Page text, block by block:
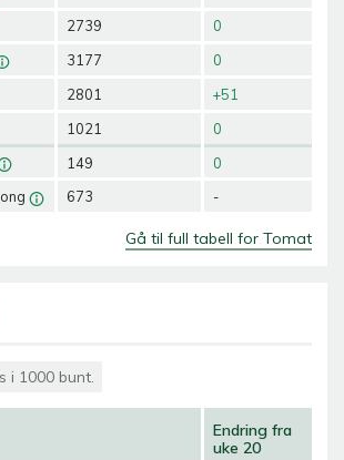
2739
3177
2801
1021
149
673
0
0
+51
0
0
-
Gå til full tabell for Tomat
i 1000 bunt.
Endring fra
uke 20